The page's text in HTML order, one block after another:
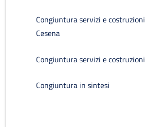
Congiuntura servizi e
Cesena
Congiuntura servizi e
Congiuntura in sintesi